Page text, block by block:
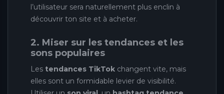
l’utilisateur sera naturellement plus enclin à
découvrir ton site et à acheter.
2. Miser sur les tendances et les
sons populaires
Les tendances TikTok changent vite, mais
elles sont un formidable levier de visibilité.